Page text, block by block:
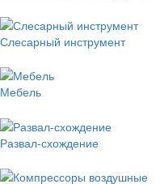
Слесарный инструмент
Мебель
Развал-схождение